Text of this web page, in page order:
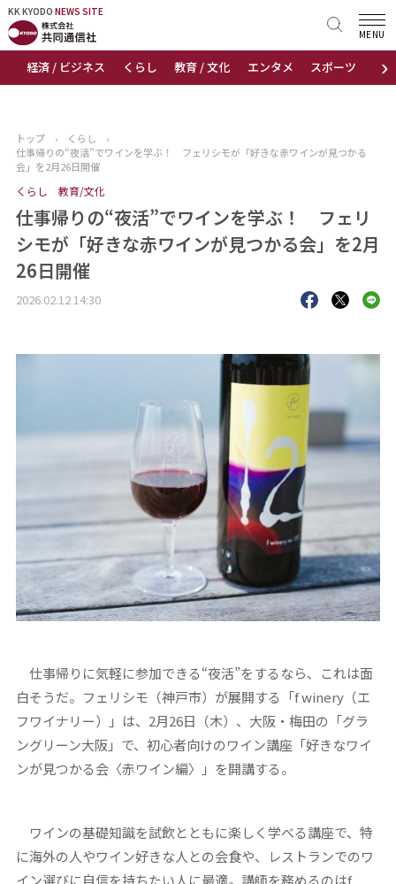
KK KYODO NEWS SITE
›
経済 / ビジネス くらし 教育 / 文化 エンタメ スポーツ 地域
MENU
KK KYODONEWS SITE
トップページ
ニュース
おすすめコンテンツ
出版物
会社概要
トップ › くらし
›
仕事帰りの“夜活”でワインを学ぶ！ フェリシモが「好きな赤ワインが見つかる
会」を2月26日開催
くらし 教育/文化
仕事帰りの“夜活”でワインを学ぶ！ フェリ
シモが「好きな赤ワインが見つかる会」を2月
26日開催
2026.02.12 14:30
仕事帰りに気軽に参加できる“夜活”をするなら、これは面
白そうだ。フェリシモ（神戸市）が展開する「f winery（エ
フワイナリー）」は、2月26日（木）、大阪・梅田の「グラ
ングリーン大阪」で、初心者向けのワイン講座「好きなワイ
ンが見つかる会〈赤ワイン編〉」を開講する。
ワインの基礎知識を試飲とともに楽しく学べる講座で、特
に海外の人やワイン好きな人との会食や、レストランでのワ